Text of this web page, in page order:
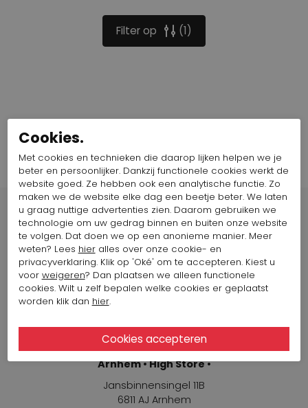
Filter op 1
Winkels
Arnhem
6811 AJ Arnhem
Arnhem • High Store •
Jansbinnensingel 11B
6811 AJ Arnhem
Cookies.
Met cookies en technieken die daarop lijken helpen we je
beter en persoonlijker. Dankzij functionele cookies werkt de
website goed. Ze hebben ook een analytische functie. Zo
maken we de website elke dag een beetje beter. We laten
u graag nuttige advertenties zien. Daarom gebruiken we
technologie om uw gedrag binnen en buiten onze website
te volgen. Dat doen we op een anonieme manier. Meer
weten? Lees hieralles over onze cookie- en
privacyverklaring. Klik op 'Oké' om te accepteren. Kiest u
voor weigeren? Dan plaatsen we alleen functionele
cookies. Wilt u zelf bepalen welke cookies er geplaatst
worden klik dan hier.